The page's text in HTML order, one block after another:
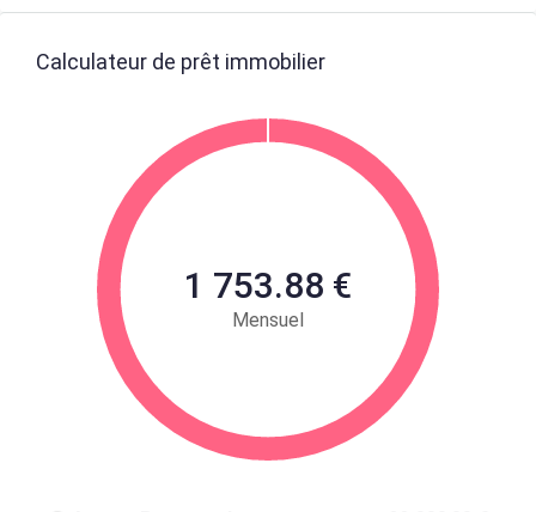
Calculateur de prêt immobilier
1 753.88 €
Mensuel